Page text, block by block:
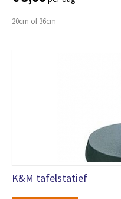
20cm of 36cm
K&M tafelstatief